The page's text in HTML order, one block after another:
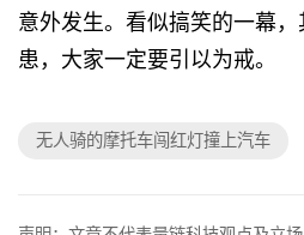
意外发生。看似搞笑的一幕
患，大家一定要引以为戒。
无人骑的摩托车闯红灯撞上汽车